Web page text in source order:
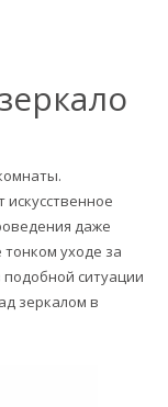
даже
уходе за
ситуации
зеркалом в